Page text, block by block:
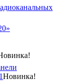
Новинка!